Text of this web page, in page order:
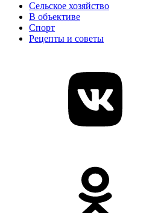
Сельское хозяйство
В объективе
Спорт
Рецепты и советы